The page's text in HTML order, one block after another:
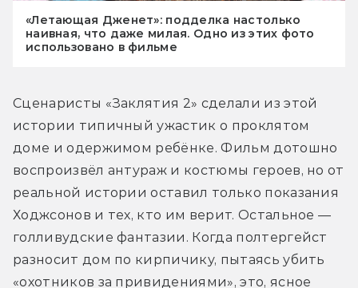
«Летающая Дженет»: подделка настолько
наивная, что даже милая. Одно из этих фото
использовано в фильме
Сценаристы «Заклятия 2» сделали из этой
истории типичный ужастик о проклятом
доме и одержимом ребёнке. Фильм дотошно
воспроизвёл антураж и костюмы героев, но от
реальной истории оставил только показания
Ходжсонов и тех, кто им верит. Остальное —
голливудские фантазии. Когда полтергейст
разносит дом по кирпичику, пытаясь убить
«охотников за привидениями», это, ясное